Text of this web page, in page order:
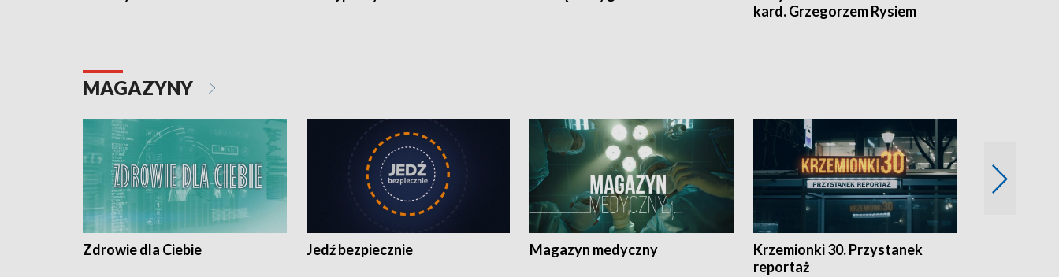
kard. Grzegorzem Rysiem
MAGAZYNY
Zdrowie dla Ciebie Jedź bezpiecznie Magazyn medyczny
Krzemionki 30. Przystanek
reportaż